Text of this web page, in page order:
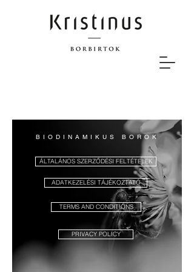
BIODINAMIKUS BOROK
ÁLTALÁNOS SZERZŐDÉSI FELTÉTELEK
ADATKEZELÉSI TÁJÉKOZTATÓ
TERMS AND CONDITIONS
PRIVACY POLICY